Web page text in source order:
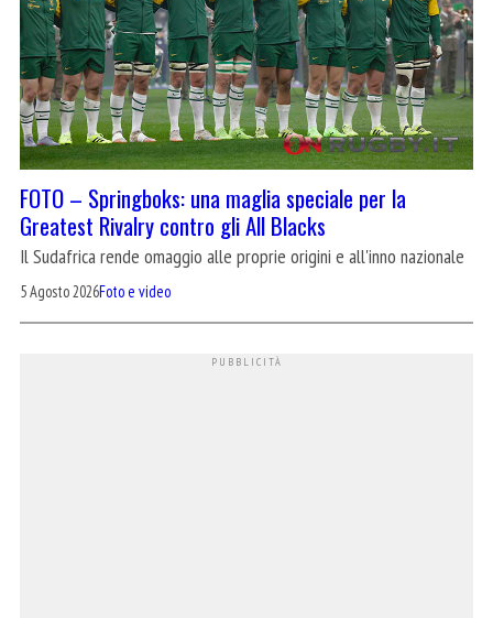
FOTO – Springboks: una maglia speciale per la
Greatest Rivalry contro gli All Blacks
Il Sudafrica rende omaggio alle proprie origini e all'inno nazionale
5 Agosto 2026Foto e video